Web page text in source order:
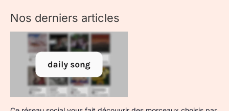
Nos derniers articles